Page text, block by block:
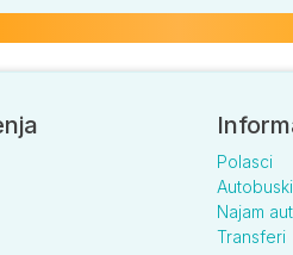
Polasci
Najam
Transferi